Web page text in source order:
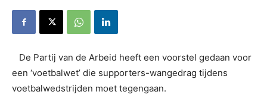
De Partij van de Arbeid heeft een voorstel gedaan voor
een ‘voetbalwet’ die supporters-wangedrag tijdens
voetbalwedstrijden moet tegengaan.